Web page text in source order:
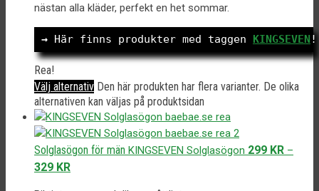
nästan alla kläder, perfekt en het sommar.
→ Här finns produkter med taggen KINGSEVEN !
Rea!
Välj alternativ Den här produkten har flera varianter. De olika
alternativen kan väljas på produktsidan
Solglasögon för män KINGSEVEN Solglasögon 299 KR –
329 KR